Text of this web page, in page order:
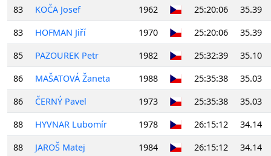
83
KOČA Josef 1962 25:20:06
35.39
83
HOFMAN Jiří 1970 25:20:06
35.39
85
PAZOUREK Petr 1982 25:32:39
35.10
86
MAŠATOVÁ Žaneta 1988 25:35:38
35.03
86
ČERNÝ Pavel 1973 25:35:38
35.03
88
HYVNAR Lubomír 1978 26:15:12
34.14
88
JAROŠ Matej 1984 26:15:12
34.14